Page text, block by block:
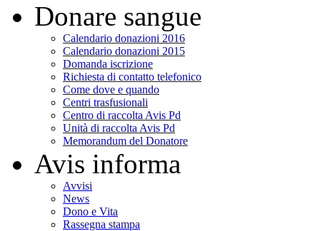
Donare sangue
Calendario donazioni 2016
Calendario donazioni 2015
Domanda iscrizione
Richiesta di contatto telefonico
Come dove e quando
Centri trasfusionali
Centro di raccolta Avis Pd
Unità di raccolta Avis Pd
Memorandum del Donatore
Avis informa
Avvisi
News
Dono e Vita
Rassegna stampa